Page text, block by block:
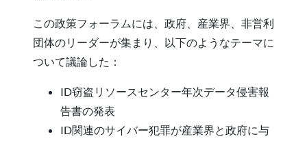
この政策フォーラムには、政府、産業界、非営利
団体のリーダーが集まり、以下のようなテーマに
ついて議論した：
ID窃盗リソースセンター年次データ侵害報
告書の発表
ID関連のサイバー犯罪が産業界と政府に与